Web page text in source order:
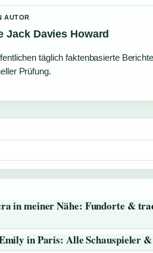
AUTOR
Jack Davies Howard
täglich faktenbasierte
Prüfung.
in meiner Nähe: Fundorte &
in Paris: Alle Schauspieler